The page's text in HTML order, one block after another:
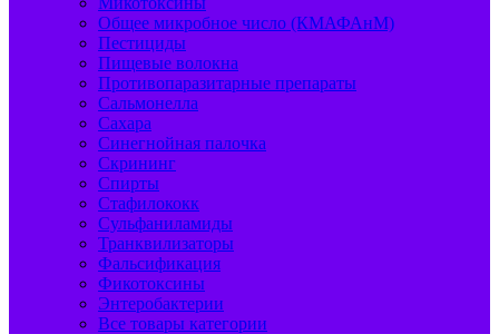
Общее микробное число (КМАФАнМ)
Пестициды
Пищевые волокна
Противопаразитарные препараты
Сальмонелла
Сахара
Синегнойная палочка
Скрининг
Спирты
Стафилококк
Сульфаниламиды
Транквилизаторы
Фальсификация
Фикотоксины
Энтеробактерии
Все товары категории